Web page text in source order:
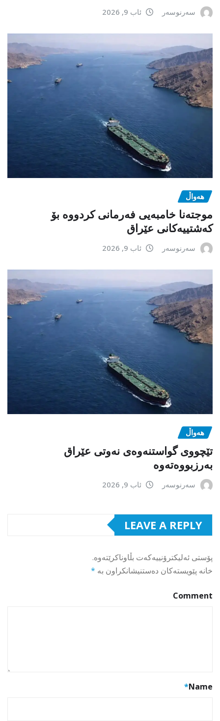
سەرنوسەر ئاب 9, 2026
هەواڵ
موجتەنا خامبەیی فەرمانی کردووە بۆ
کەشتییەکانی عێراق
سەرنوسەر ئاب 9, 2026
هەواڵ
تێچووی گواستنەوەی نەوتی عێراق
بەرزبووەتەوە
سەرنوسەر ئاب 9, 2026
LEAVE A REPLY
پۆستی ئەلیکترۆنییەکەت بڵاوناکرێتەوە.
خانە پێویستەکان دەستنیشانکراون بە *
Comment
Name
*